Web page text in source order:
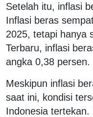
Setelah itu, inflasi
Inflasi beras
2025, tetapi hanya
Terbaru, inflasi
angka 0,38 persen.
Meskipun inflasi
saat ini, kondisi
Indonesia tertekan.